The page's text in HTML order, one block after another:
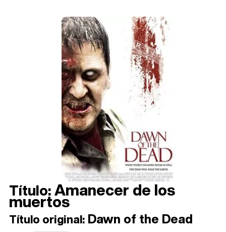
Título:Amanecer de los
muertos
Título original: Dawn of the Dead